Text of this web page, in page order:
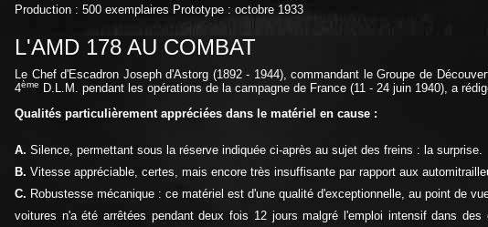
Production : 500 exemplaires Prototype : octobre 1933
L'AMD 178 AU COMBAT
Le Chef d'Escadron Joseph d'Astorg (1892 - 1944), commandant le Groupe de
4ème D.L.M. pendant les opérations de la campagne de France (11 - 24 juin 1940), a
Qualités particulièrement appréciées dans le matériel en cause :
A. Silence, permettant sous la réserve indiquée ci-après au sujet des freins : la surprise.
B. Vitesse appréciable, certes, mais encore très insuffisante par rapport aux
C. Robustesse mécanique : ce matériel est d'une qualité d'exceptionnelle, au point de
voitures n'a été arrêtées pendant deux fois 12 jours malgré l'emploi intensif dans